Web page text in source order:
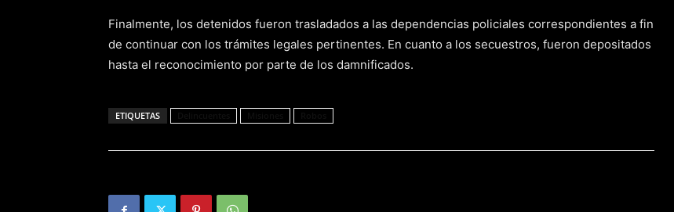
Finalmente, los detenidos fueron trasladados a las dependencias policiales correspondientes a fin
de continuar con los trámites legales pertinentes. En cuanto a los secuestros, fueron depositados
hasta el reconocimiento por parte de los damnificados.
ETIQUETAS